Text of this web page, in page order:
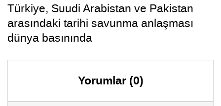
Türkiye, Suudi Arabistan ve Pakistan
arasındaki tarihi savunma anlaşması
dünya basınında
Yorumlar (0)